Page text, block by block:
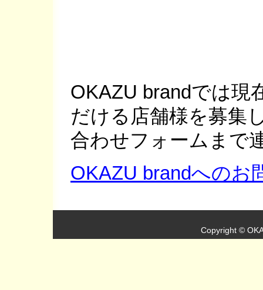
OKAZU brandでは現
だける店舗様を募集
合わせフォームまで
OKAZU brandへのお
Copyright ©